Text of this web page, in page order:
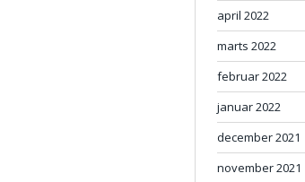
april 2022
marts 2022
februar 2022
januar 2022
december 2021
november 2021